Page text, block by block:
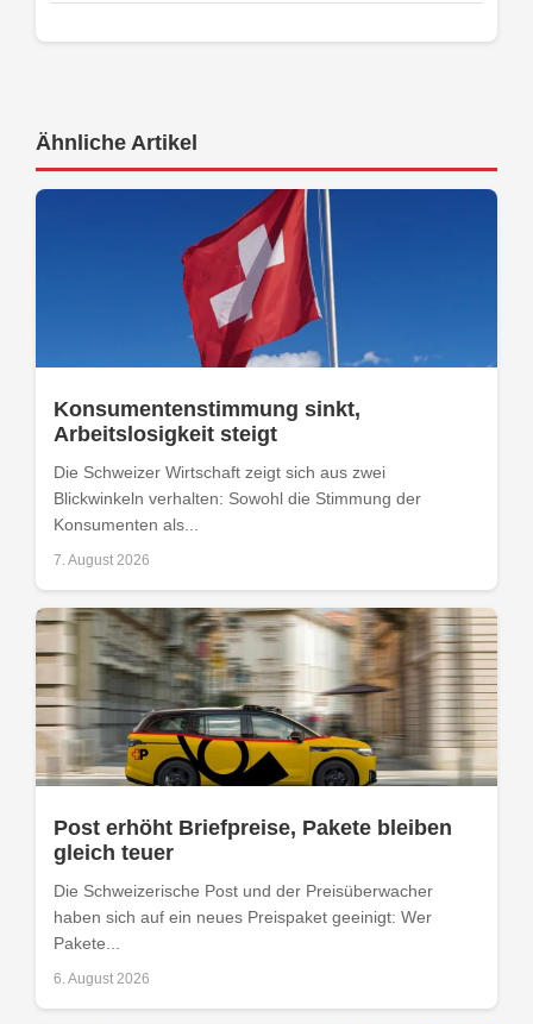
Ähnliche Artikel
Konsumentenstimmung sinkt,
Arbeitslosigkeit steigt
Die Schweizer Wirtschaft zeigt sich aus zwei
Blickwinkeln verhalten: Sowohl die Stimmung der
Konsumenten als...
7. August 2026
Post erhöht Briefpreise, Pakete bleiben
gleich teuer
Die Schweizerische Post und der Preisüberwacher
haben sich auf ein neues Preispaket geeinigt: Wer
Pakete...
6. August 2026